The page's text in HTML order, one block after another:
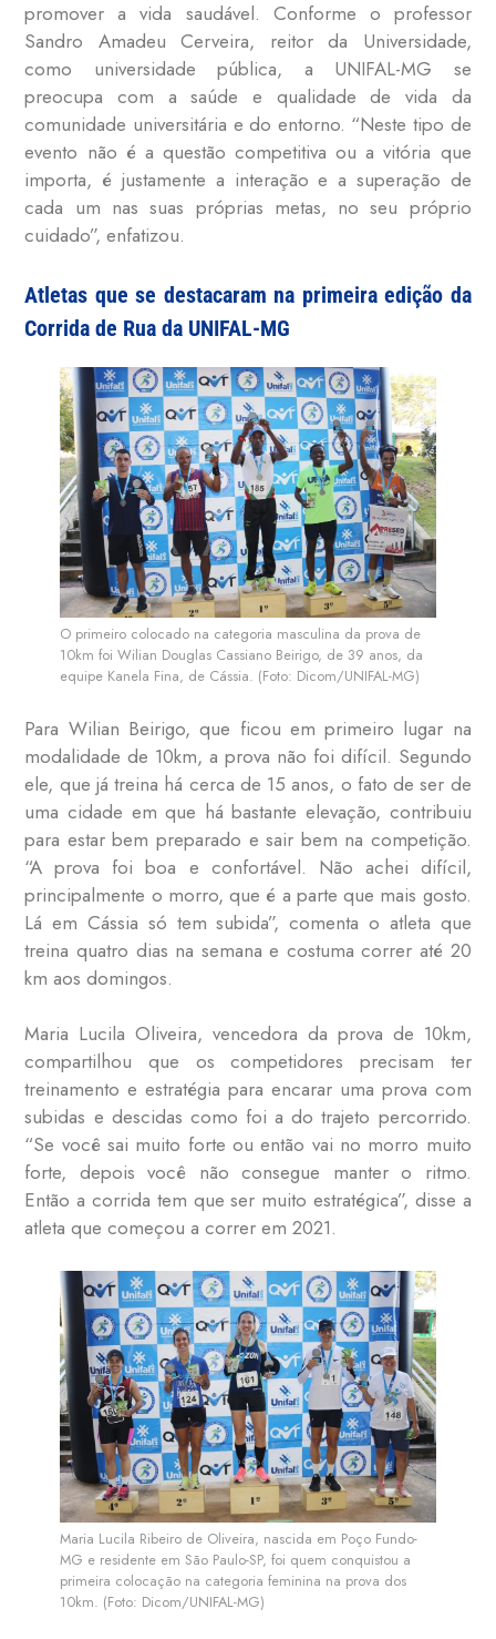
promover a vida saudável. Conforme o professor
Sandro Amadeu Cerveira, reitor da Universidade,
como universidade pública, a UNIFAL-MG se
preocupa com a saúde e qualidade de vida da
comunidade universitária e do entorno. “Neste tipo de
evento não é a questão competitiva ou a vitória que
importa, é justamente a interação e a superação de
cada um nas suas próprias metas, no seu próprio
cuidado”, enfatizou.
Atletas que se destacaram na primeira edição da
Corrida de Rua da UNIFAL-MG
O primeiro colocado na categoria masculina da prova de
10km foi Wilian Douglas Cassiano Beirigo, de 39 anos, da
equipe Kanela Fina, de Cássia. (Foto: Dicom/UNIFAL-MG)
Para Wilian Beirigo, que ficou em primeiro lugar na
modalidade de 10km, a prova não foi difícil. Segundo
ele, que já treina há cerca de 15 anos, o fato de ser de
uma cidade em que há bastante elevação, contribuiu
para estar bem preparado e sair bem na competição.
“A prova foi boa e confortável. Não achei difícil,
principalmente o morro, que é a parte que mais gosto.
Lá em Cássia só tem subida”, comenta o atleta que
treina quatro dias na semana e costuma correr até 20
km aos domingos.
Maria Lucila Oliveira, vencedora da prova de 10km,
compartilhou que os competidores precisam ter
treinamento e estratégia para encarar uma prova com
subidas e descidas como foi a do trajeto percorrido.
“Se você sai muito forte ou então vai no morro muito
forte, depois você não consegue manter o ritmo.
Então a corrida tem que ser muito estratégica”, disse a
atleta que começou a correr em 2021.
Maria Lucila Ribeiro de Oliveira, nascida em Poço Fundo-
MG e residente em São Paulo-SP, foi quem conquistou a
primeira colocação na categoria feminina na prova dos
10km. (Foto: Dicom/UNIFAL-MG)